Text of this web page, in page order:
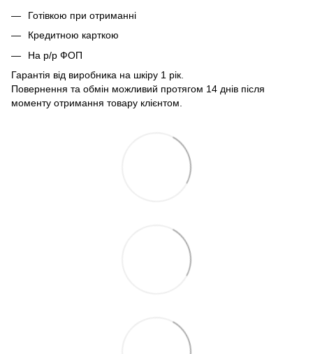
Готівкою при отриманні
Кредитною карткою
На р/р ФОП
Гарантія від виробника на шкіру 1 рік.
Повернення та обмін можливий протягом 14 днів після
моменту отримання товару клієнтом.